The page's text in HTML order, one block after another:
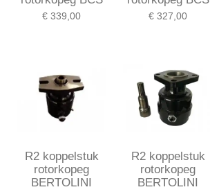
€ 339,00 € 327,00
R2 koppelstuk
rotorkopeg
BERTOLINI
R2 koppelstuk
rotorkopeg
BERTOLINI